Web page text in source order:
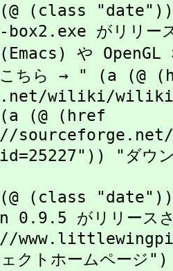
(class
がリリー
や OpenGL
こちら → " (a
wiliki/
(@ (href
"ダウ
(class
0.9.5 がリリース
ェクトホームペ